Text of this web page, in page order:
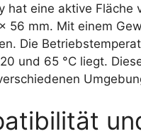
hat eine aktive
56 mm. Mit einem
Die
und 65 °C liegt.